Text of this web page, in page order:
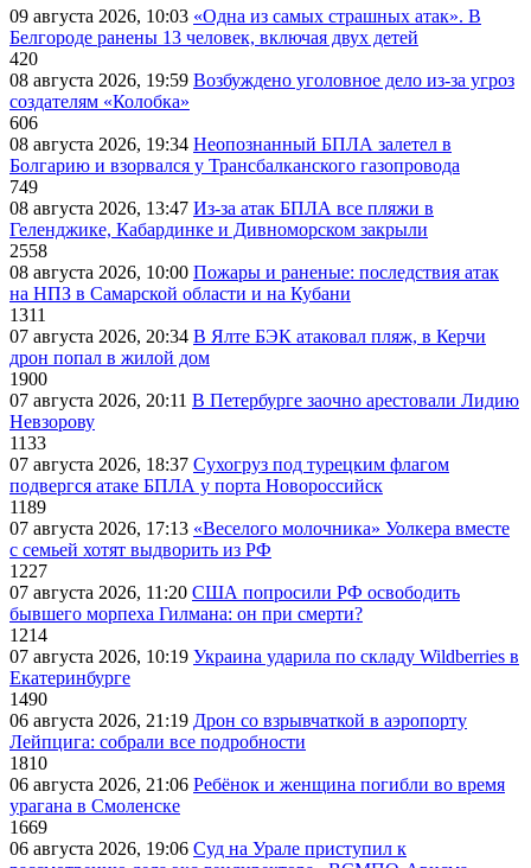
09 августа 2026, 10:03 «Одна из самых страшных атак». В
Белгороде ранены 13 человек, включая двух детей
420
08 августа 2026, 19:59 Возбуждено уголовное дело из-за угроз
создателям «Колобка»
606
08 августа 2026, 19:34 Неопознанный БПЛА залетел в
Болгарию и взорвался у Трансбалканского газопровода
749
08 августа 2026, 13:47 Из-за атак БПЛА все пляжи в
Геленджике, Кабардинке и Дивноморском закрыли
2558
08 августа 2026, 10:00 Пожары и раненые: последствия атак
на НПЗ в Самарской области и на Кубани
1311
07 августа 2026, 20:34 В Ялте БЭК атаковал пляж, в Керчи
дрон попал в жилой дом
1900
07 августа 2026, 20:11 В Петербурге заочно арестовали Лидию
Невзорову
1133
07 августа 2026, 18:37 Сухогруз под турецким флагом
подвергся атаке БПЛА у порта Новороссийск
1189
07 августа 2026, 17:13 «Веселого молочника» Уолкера вместе
с семьей хотят выдворить из РФ
1227
07 августа 2026, 11:20 США попросили РФ освободить
бывшего морпеха Гилмана: он при смерти?
1214
07 августа 2026, 10:19 Украина ударила по складу Wildberries в
Екатеринбурге
1490
06 августа 2026, 21:19 Дрон со взрывчаткой в аэропорту
Лейпцига: собрали все подробности
1810
06 августа 2026, 21:06 Ребёнок и женщина погибли во время
урагана в Смоленске
1669
06 августа 2026, 19:06 Суд на Урале приступил к